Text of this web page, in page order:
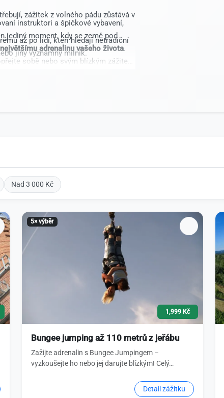
zážitek z volného pádu zůstává v
až po lidi, kteří hledají netradiční
jiný významný milník.
instruktori a špičkové vybavení,
jediný moment, kdy se země pod
největšímu adrenalinu vašeho života.
sobě nebo svým blízkým zážitek,
Nad 3 000 Kč
5× výběr
1,999 Kč
Bungee jumping až 110 metrů z jeřábu
Zažijte adrenalin s Bungee Jumpingem –
vyzkoušejte ho nebo jej darujte blízkým! Celý…
Detail zážitku